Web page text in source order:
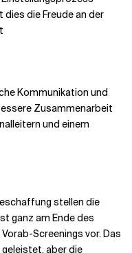
dies die Freude an der
Kommunikation und
Zusammenarbeit
und einem
stellen die
ganz am Ende des
Screenings vor. Das
aber die